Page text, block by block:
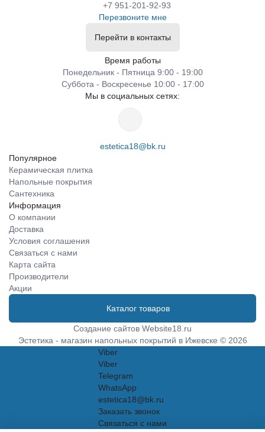
+7 951-201-92-93
Перезвоните мне
Перейти в контакты
Время работы
Понедельник - Пятница 9:00 - 19:00
Суббота - Воскресенье 10:00 - 17:00
Мы в социальных сетях:
estetica18@bk.ru
Популярное
Керамическая плитка
Напольные покрытия
Сантехника
Информация
О компании
Доставка
Условия соглашения
Связаться с нами
Карта сайта
Производители
Акции
Каталог товаров
Создание сайтов Website18.ru
Эстетика - магазин напольных покрытий в Ижевске © 2026
Viber
Viber
Telegram
WhatsApp
estetica18@bk.ru
Заказать звонок
Связаться с нами